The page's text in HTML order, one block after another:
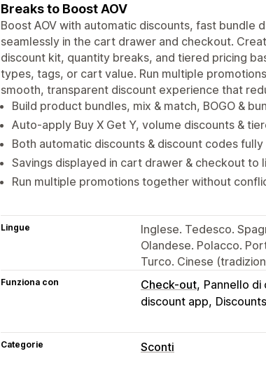
Breaks to Boost AOV
Boost AOV with automatic discounts, fast
seamlessly in the cart drawer and checkout.
discount kit, quantity breaks, and tiered pricing
types, tags, or cart value. Run multiple
smooth, transparent discount experience that
Build product bundles, mix & match, BOGO &
Auto-apply Buy X Get Y, volume discounts &
Both automatic discounts & discount codes
Savings displayed in cart drawer & checkout to
Run multiple promotions together without
Lingue
Inglese. Tedesco.
Olandese. Polacco.
Turco. Cinese
Funziona con Check-out Pannello
discount app Discounts
Categorie Sconti